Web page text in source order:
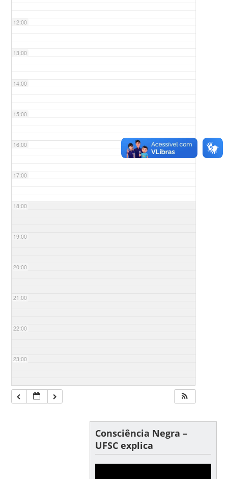
12:00
13:00
14:00
15:00
16:00
17:00
18:00
19:00
20:00
21:00
22:00
23:00
Consciência Negra –
UFSC explica